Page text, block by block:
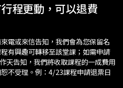
程更動，可以退費
電或來信告知，我們會為您保留名
有興趣可轉移至該堂課；如需申請
天告知，我們將收取課程的一成費用
不受理。例：4/23課程申請退票日